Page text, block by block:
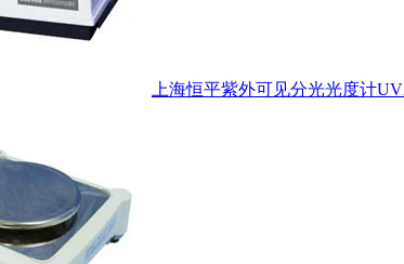
上海恒平紫外可见分光光度计